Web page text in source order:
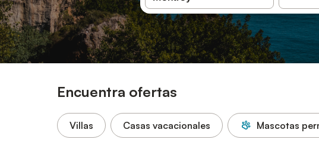
Encuentra ofertas
Villas Casas vacacionales Mascotas